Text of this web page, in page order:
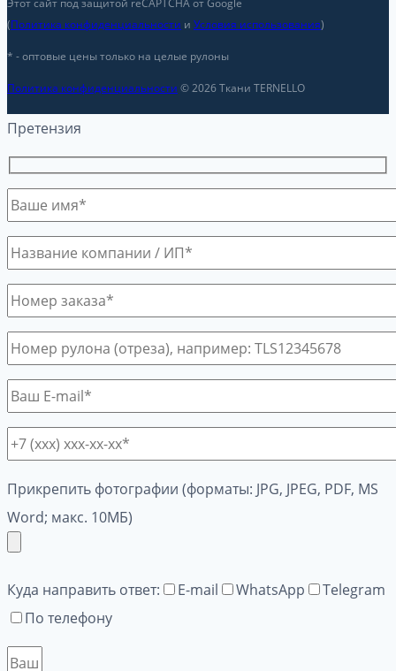
Этот сайт под защитой reCAPTCHA от Google
(Политика конфиденциальности и Условия использования)
* - оптовые цены только на целые рулоны
Политика конфиденциальности © 2026 Ткани TERNELLO
Претензия
Прикрепить фотографии (форматы: JPG, JPEG, PDF, MS
Word; макс. 10МБ)
Куда направить ответ: E-mail WhatsApp
Telegram
По телефону